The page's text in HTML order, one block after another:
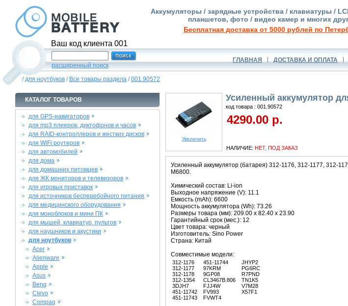
Ваш код клиента 001
Аккумуляторы / зарядные устройства / клавиатуры /
планшетов, фото / видео камер и многих
Бесплатная доставка от 5000 рублей по
расширенный поиск
ГЛАВНАЯ ДОСТАВКА И ОПЛАТА
/для ноутбуков / Все товары раздела /001.90572
КАТАЛОГ ТОВАРОВ
для GPS-навигаторов
для mp3 плееров, диктофонов и часов
для RAID-контроллеров и жестких дисков
для WiFi роутеров
для автомобилей
для дома
для домашних питомцев
для ЖК мониторов и телевизоров
для игровых приставок
для источников бесперебойного питания
для медицинского оборудования
для моноблоков и мини ПК
для мышей, клавиатур, пультов
для наушников и акустики
для ноутбуков
Acer
Alienware
Apple
Asus
Benq
Clevo
Compaq
Увеличить
Усиленный аккумулятор
код товара : 001.90572
4290.00 р.
НАЛИЧИЕ: НЕТ, ПОД ЗАКАЗ
Усиленный аккумулятор (батарея) 312-1176, 312-1177, 312-
M6800.
Химический состав: Li-ion
Выходное напряжение (V): 11.1
Емкость (mAh): 6600
Мощность аккумулятора (Wh): 73.26
Размеры товара (мм): 209.00 x 82.40 x 23.90
Гарантийный срок (мес.): 12
Цвет товара: черный
Изготовитель: Sino Power
Страна: Китай
Совместимые модели:
312-1176
312-1177
312-1178
312-1354
3DJH7
451-11742
451-11743
451-11744
97KRM
9GP08
CL3467B.806
FJJ4W
FV993
FVWT4
JHYP2
PG6RC
R7PND
TN1K5
V7M28
X57F1